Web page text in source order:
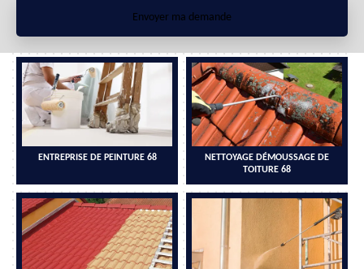
ENTREPRISE DE PEINTURE 68
NETTOYAGE DÉMOUSSAGE DE
TOITURE 68